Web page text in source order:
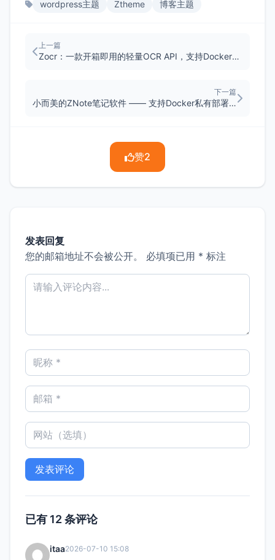
wordpress主题 Ztheme 博客主题
上一篇
Zocr：一款开箱即用的轻量OCR API，支持Docker一键部署
下一篇
小而美的ZNote笔记软件 —— 支持Docker私有部署和WEB访问
赞2
发表回复
您的邮箱地址不会被公开。
必填项已用 * 标注
已有 12 条评论
itaa2026-07-10 15:08